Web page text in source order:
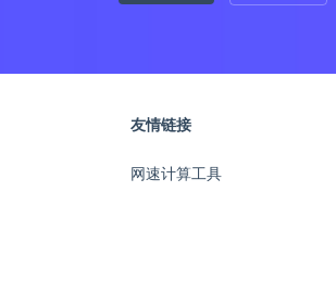
友情链接
网速计算工具